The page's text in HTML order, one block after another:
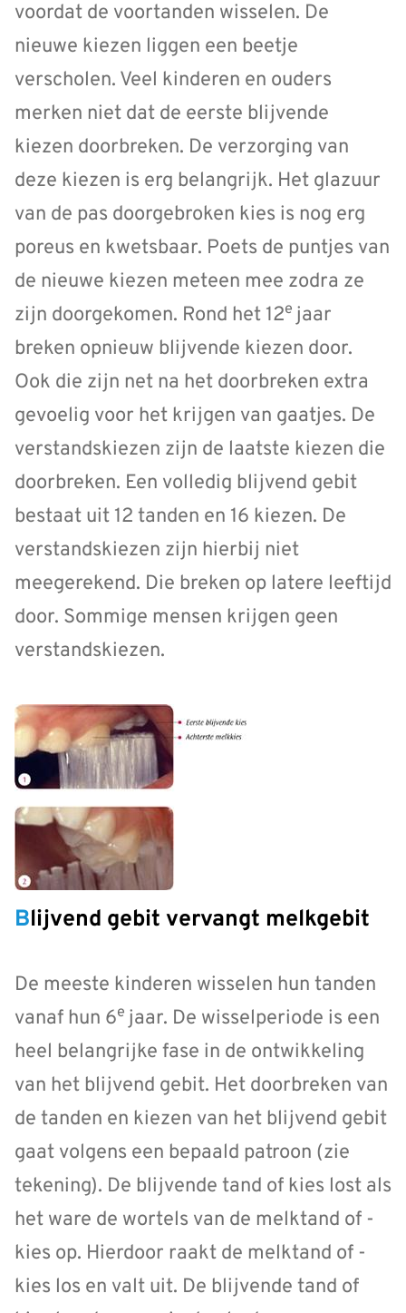
voordat de voortanden wisselen. De
nieuwe kiezen liggen een beetje
verscholen. Veel kinderen en ouders
merken niet dat de eerste blijvende
kiezen doorbreken. De verzorging van
deze kiezen is erg belangrijk. Het glazuur
van de pas doorgebroken kies is nog erg
poreus en kwetsbaar. Poets de puntjes van
de nieuwe kiezen meteen mee zodra ze
zijn doorgekomen. Rond het 12e jaar
breken opnieuw blijvende kiezen door.
Ook die zijn net na het doorbreken extra
gevoelig voor het krijgen van gaatjes. De
verstandskiezen zijn de laatste kiezen die
doorbreken. Een volledig blijvend gebit
bestaat uit 12 tanden en 16 kiezen. De
verstandskiezen zijn hierbij niet
meegerekend. Die breken op latere leeftijd
door. Sommige mensen krijgen geen
verstandskiezen.
Blijvend gebit vervangt melkgebit
De meeste kinderen wisselen hun tanden
vanaf hun 6e jaar. De wisselperiode is een
heel belangrijke fase in de ontwikkeling
van het blijvend gebit. Het doorbreken van
de tanden en kiezen van het blijvend gebit
gaat volgens een bepaald patroon (zie
tekening). De blijvende tand of kies lost als
het ware de wortels van de melktand of -
kies op. Hierdoor raakt de melktand of -
kies los en valt uit. De blijvende tand of